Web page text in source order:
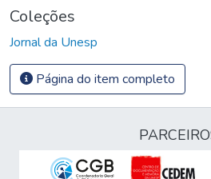
Coleções
Jornal da Unesp
Página do item completo